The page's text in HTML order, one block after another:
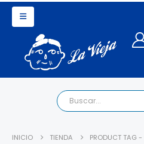
INICIO TIENDA PRODUCT TAG -